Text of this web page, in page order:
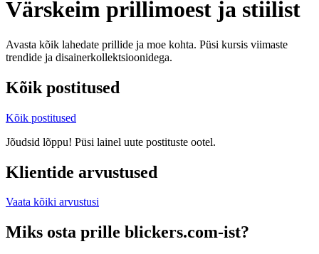
Värskeim prillimoest ja stiilist
Avasta kõik lahedate prillide ja moe kohta. Püsi kursis viimaste
trendide ja disainerkollektsioonidega.
Kõik postitused
Kõik postitused
Jõudsid lõppu! Püsi lainel uute postituste ootel.
Klientide arvustused
Vaata kõiki arvustusi
Miks osta prille blickers.com-ist?